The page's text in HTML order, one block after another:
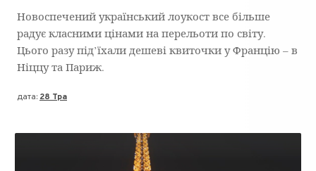
Новоспечений український лоукост все більше
радує класними цінами на перельоти по світу.
Цього разу під’їхали дешеві квиточки у Францію – в
Ніццу та Париж.
дата: 28 Тра